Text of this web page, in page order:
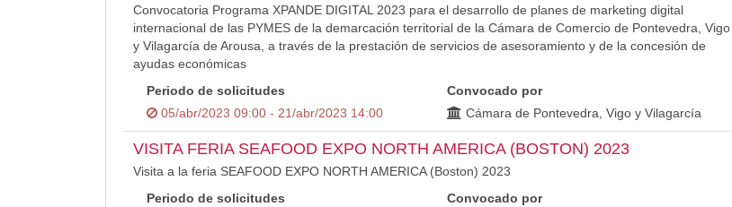
Convocatoria Programa XPANDE DIGITAL 2023 para el desarrollo de planes de marketing digital
internacional de las PYMES de la demarcación territorial de la Cámara de Comercio de Pontevedra, Vigo
y Vilagarcía de Arousa, a través de la prestación de servicios de asesoramiento y de la concesión de
ayudas económicas
Periodo de solicitudes
05/abr/2023 09:00 - 21/abr/2023 14:00
Convocado por
Cámara de Pontevedra, Vigo y Vilagarcía
VISITA FERIA SEAFOOD EXPO NORTH AMERICA (BOSTON) 2023
Visita a la feria SEAFOOD EXPO NORTH AMERICA (Boston) 2023
Periodo de solicitudes
Convocado por